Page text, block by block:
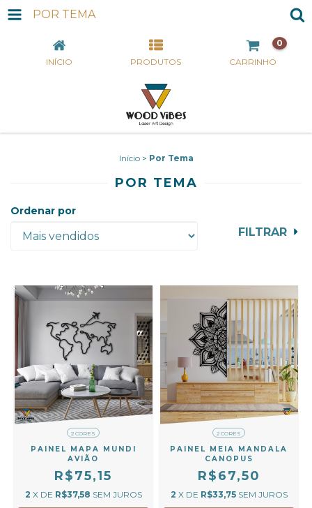
POR TEMA
INÍCIO PRODUTOS CARRINHO
0
Início > Por Tema
POR TEMA
Ordenar por
FILTRAR
2 CORES
PAINEL MAPA MUNDI
AVIÃO
R$75,15
2 X DE R$37,58 SEM JUROS
2 CORES
PAINEL MEIA MANDALA
CANOPUS
R$67,50
2 X DE R$33,75 SEM JUROS